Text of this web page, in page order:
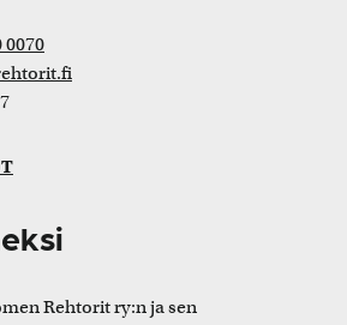
0070
Rehtorit ry:n ja sen